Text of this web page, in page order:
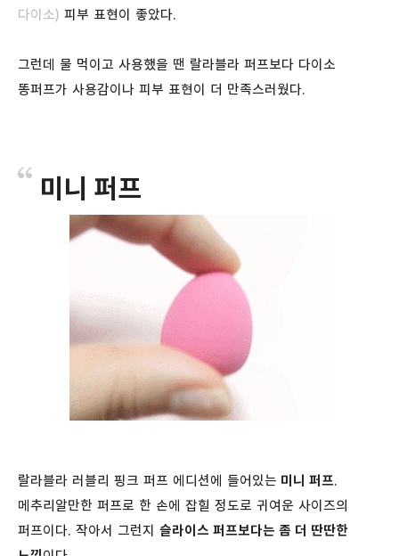
다이소) 피부 표현이 좋았다.
그런데 물 먹이고 사용했을 땐 랄라블라 퍼프보다 다이소
똥퍼프가 사용감이나 피부 표현이 더 만족스러웠다.
미니 퍼프
랄라블라 러블리 핑크 퍼프 에디션에 들어있는 미니 퍼프.
메추리알만한 퍼프로 한 손에 잡힐 정도로 귀여운 사이즈의
퍼프이다. 작아서 그런지 슬라이스 퍼프보다는 좀 더 딴딴한